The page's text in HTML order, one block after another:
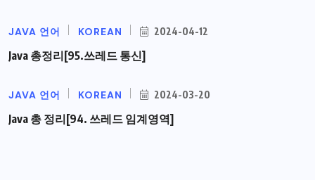
JAVA 언어 KOREAN 2024-04-12
Java 총정리[95.쓰레드 통신]
JAVA 언어 KOREAN 2024-03-20
Java 총 정리[94. 쓰레드 임계영역]